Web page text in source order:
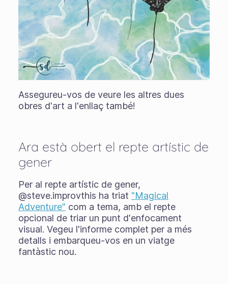
Assegureu-vos de veure les altres dues
obres d'art a l'enllaç també!
Ara està obert el repte artístic de
gener
Per al repte artístic de gener,
@steve.improvthis ha triat "Magical
Adventure" com a tema, amb el repte
opcional de triar un punt d'enfocament
visual. Vegeu l'informe complet per a més
detalls i embarqueu-vos en un viatge
fantàstic nou.